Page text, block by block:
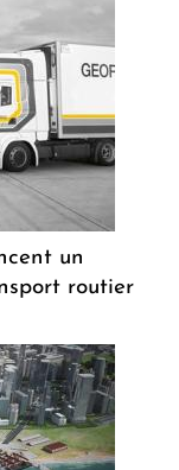
un
routier